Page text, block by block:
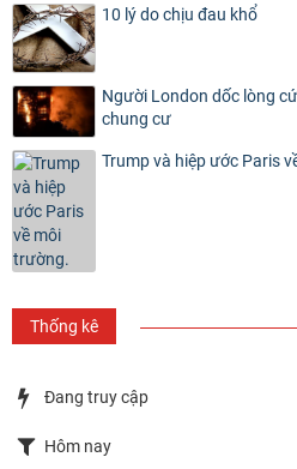
10 lý do chịu đau khổ
Người London dốc lòng
chung cư
Trump và hiệp ước Paris
Thống kê
Đang truy cập
Hôm nay